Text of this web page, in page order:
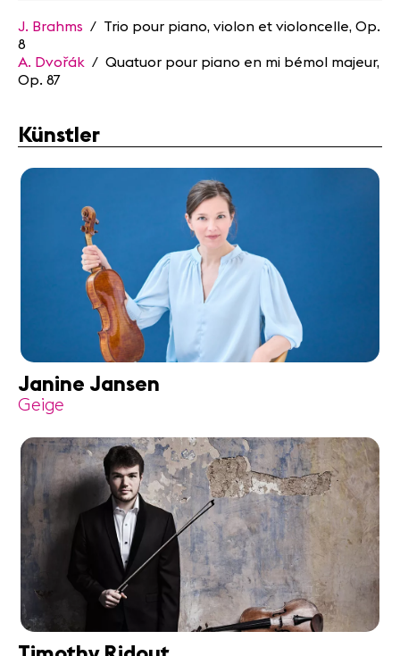
J. Brahms / Trio pour piano, violon et violoncelle, Op.
8
A. Dvořák / Quatuor pour piano en mi bémol majeur,
Op. 87
Künstler
Janine Jansen
Geige